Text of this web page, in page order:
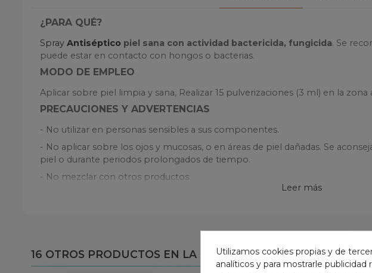
¿PARA QUÉ?
Spray Antiséptico piel sana con actividad bactericida, fungicida. Se
puede estar en contacto con hongos o bacterias.
MODO DE EMPLEO
Aplicar sobre piel limpia y sana, Realizar 15 pulverizaciones (3 ml) en la
PRECAUCIONES Y ADVERTENCIAS
- No utilizar en personas sensibles a sus componentes.
- No aplicar sobre los ojos y mucosas, o en áreas de piel dañadas. Se
piel o durante periodos prolongados de tiempo.
- No mezclar con otros productos.
- En caso de ingestión llamar a un centro de Información Toxicológica Tlfno
- Mantener alejado del calor, de superficies calientes, de chispas, de llamas
Leer más
16 OTROS PRODUCTOS EN LA MISMA CATEGORÍA:
Utilizamos cookies propias y de
analíticos y para mostrarle